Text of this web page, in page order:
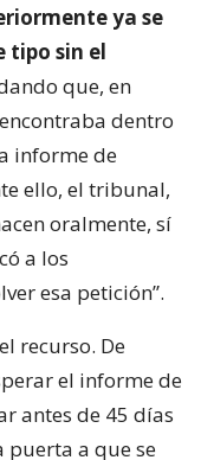
ya se
tipo sin el
que, en
dentro
informe de
ello, el tribunal,
oralmente, sí
a los
esa petición”.
recurso. De
el informe de
antes de 45 días
puerta a que se